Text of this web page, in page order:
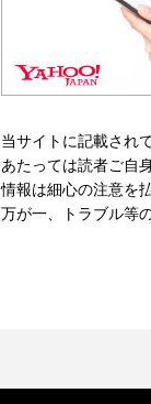
当サイトに記載され
あたっては読者ご自
情報は細心の注意を
万が一、トラブル等